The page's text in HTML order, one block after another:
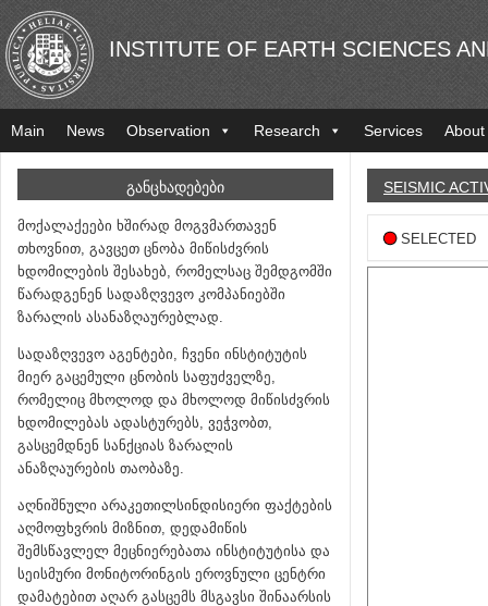
INSTITUTE OF EARTH SCIENCES
Main News Observation Research Services About
ᲒᲐᲜᲪᲮᲐᲓᲔᲑᲔᲑᲘ
მოქალაქეები ხშირად მოგვმართავენ
თხოვნით, გავცეთ ცნობა მიწისძვრის
ხდომილების შესახებ, რომელსაც შემდგომში
წარადგენენ სადაზღვევო კომპანიებში
ზარალის ასანაზღაურებლად.
სადაზღვევო აგენტები, ჩვენი ინსტიტუტის
მიერ გაცემული ცნობის საფუძველზე,
რომელიც მხოლოდ და მხოლოდ მიწისძვრის
ხდომილებას ადასტურებს, ვეჭვობთ,
გასცემდნენ სანქციას ზარალის
ანაზღაურების თაობაზე.
აღნიშნული არაკეთილსინდისიერი ფაქტების
აღმოფხვრის მიზნით, დედამიწის
შემსწავლელ მეცნიერებათა ინსტიტუტისა და
სეისმური მონიტორინგის ეროვნული ცენტრი
დამატებით აღარ გასცემს მსგავსი შინაარსის
SEISMIC
SELECTED